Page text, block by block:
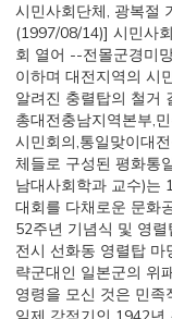
시민사회단체, 광복절
(1997/08/14)] 시민사
회 열어 --전몰군경미
이하며 대전지역의 시
알려진 충렬탑의 철거
총대전충남지역본부,
시민회의,통일맞이대
체들로 구성된 평화통
남대사회학과 교수)는
대회를 다채로운 문화
52주년 기념식 및 영
전시 선화동 영렬탑
략군대인 일본군의 위
영령을 모신 것은 민